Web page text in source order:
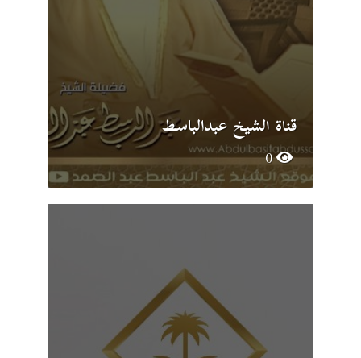
قناة الشيخ عبدالباسط
0